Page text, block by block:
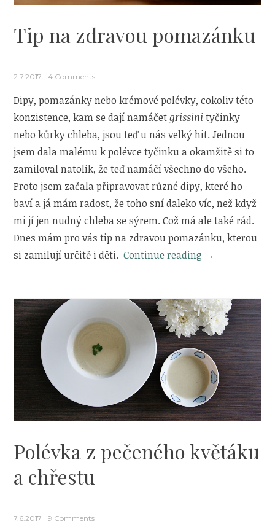
Tip na zdravou pomazánku
2.7.2017 4 Comments
Dipy, pomazánky nebo krémové polévky, cokoliv této
konzistence, kam se dají namáčetgrissini tyčinky
nebo kůrky chleba, jsou teď u nás velký hit. Jednou
jsem dala malému k polévce tyčinku a okamžitě si to
zamiloval natolik, že teď namáčí všechno do všeho.
Proto jsem začala připravovat různé dipy, které ho
baví a já mám radost, že toho sní daleko víc, než když
mi jí jen nudný chleba se sýrem. Což má ale také rád.
Dnes mám pro vás tip na zdravou pomazánku, kterou
si zamilují určitě i děti.Continue reading „Tip
pomazánku“
→
Polévka z pečeného květáku
a chřestu
7.6.2017 9 Comments